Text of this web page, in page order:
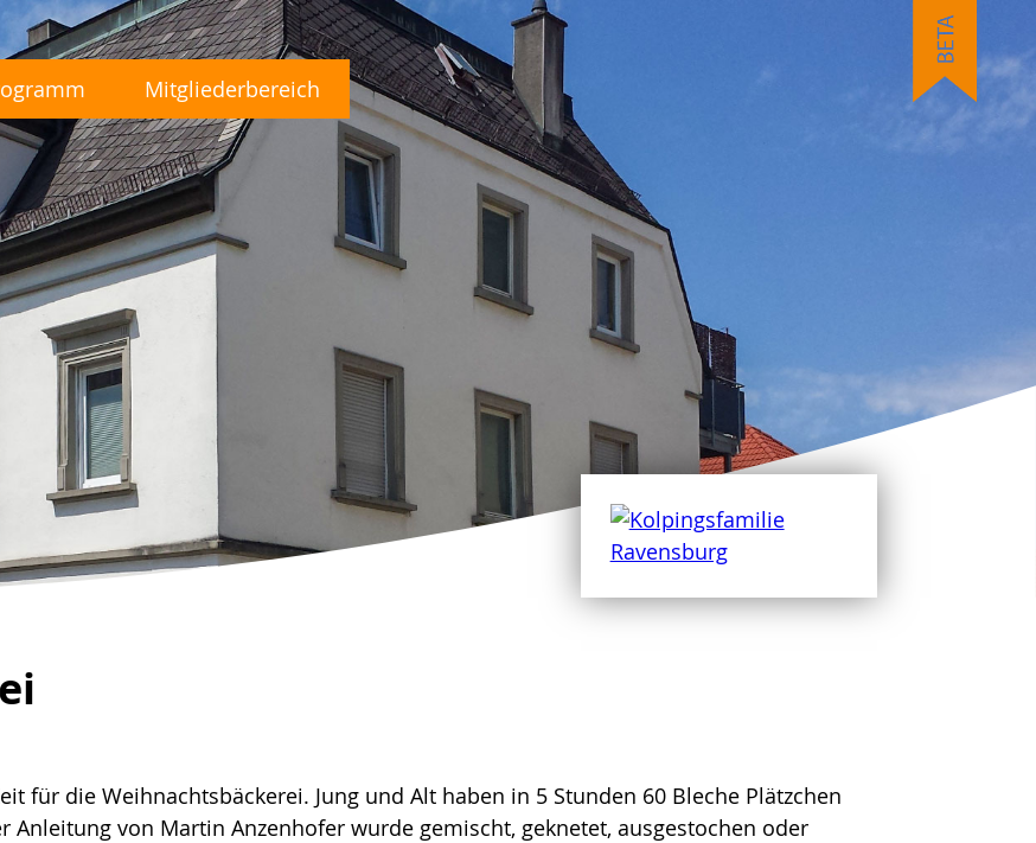
Mitgliederbereich
für die Weihnachtsbäckerei. Jung und Alt haben in 5 Stunden 60 Bleche Plätzchen
Anleitung von Martin Anzenhofer wurde gemischt, geknetet, ausgestochen oder